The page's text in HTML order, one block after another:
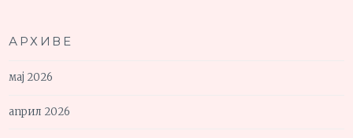
АРХИВЕ
мај 2026
април 2026